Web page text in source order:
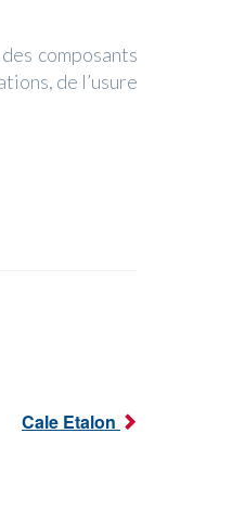
composants
de l’usure
Cale Etalon